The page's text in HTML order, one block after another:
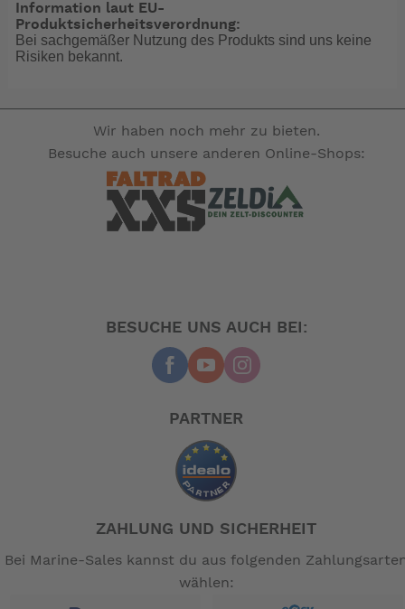
Information laut EU-
Produktsicherheitsverordnung:
Bei sachgemäßer Nutzung des Produkts sind uns keine
Risiken bekannt.
Wir haben noch mehr zu bieten.
Besuche auch unsere anderen Online-Shops:
BESUCHE UNS AUCH BEI:
PARTNER
ZAHLUNG UND SICHERHEIT
Bei Marine-Sales kannst du aus folgenden
wählen: